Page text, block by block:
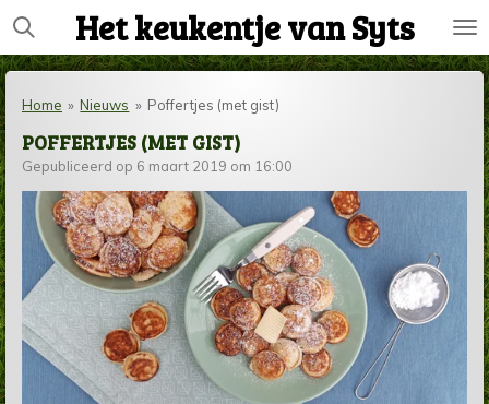
Ga
direct
naar
hoofdinhoud
Het keukentje van Syts
Home » Nieuws » Poffertjes (met gist)
POFFERTJES (MET GIST)
Gepubliceerd op 6 maart 2019 om 16:00